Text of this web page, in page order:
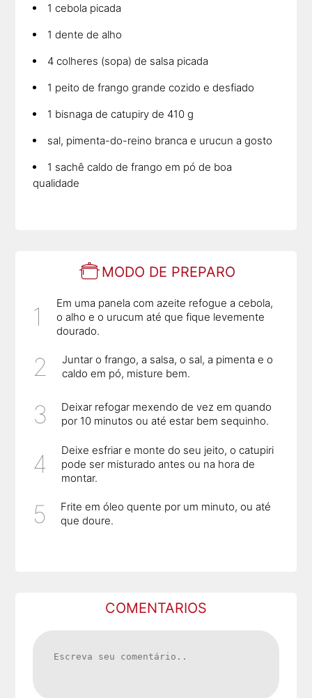
1 cebola picada
1 dente de alho
4 colheres (sopa) de salsa picada
1 peito de frango grande cozido e desfiado
1 bisnaga de catupiry de 410 g
sal, pimenta-do-reino branca e urucun a gosto
1 sachê caldo de frango em pó de boa
qualidade
MODO DE PREPARO
Em uma panela com azeite refogue a cebola,
o alho e o urucum até que fique levemente
dourado.
Juntar o frango, a salsa, o sal, a pimenta e o
caldo em pó, misture bem.
Deixar refogar mexendo de vez em quando
por 10 minutos ou até estar bem sequinho.
Deixe esfriar e monte do seu jeito, o catupiri
pode ser misturado antes ou na hora de
montar.
Frite em óleo quente por um minuto, ou até
que doure.
COMENTARIOS